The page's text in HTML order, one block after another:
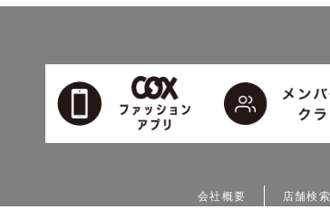
会社概要 店舗検索